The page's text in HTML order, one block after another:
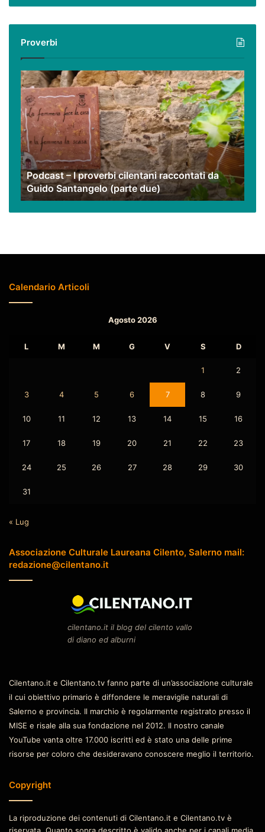
virtuale
nostri
video
Proverbi
Podcast
–
I
proverbi
cilentani
raccontati
da
Guido
Santangelo
(parte
due)
Podcast – I proverbi cilentani raccontati da
Guido Santangelo (parte due)
Calendario Articoli
Agosto 2026
L M M G V S D
1 2
3 4 5 6 7 8 9
10 11 12 13 14 15 16
17 18 19 20 21 22 23
24 25 26 27 28 29 30
31
« Lug
Associazione Culturale Laureana Cilento, Salerno mail:
redazione@cilentano.it
cilentano.it il blog del cilento vallo
di diano ed alburni
Cilentano.it e Cilentano.tv fanno parte di un’associazione culturale
il cui obiettivo primario è diffondere le meraviglie naturali di
Salerno e provincia. Il marchio è regolarmente registrato presso il
MISE e risale alla sua fondazione nel 2012. Il nostro canale
YouTube vanta oltre 17.000 iscritti ed è stato una delle prime
risorse per coloro che desideravano conoscere meglio il territorio.
Copyright
La riproduzione dei contenuti di Cilentano.it e Cilentano.tv è
riservata. Quanto sopra descritto è valido anche per i canali media